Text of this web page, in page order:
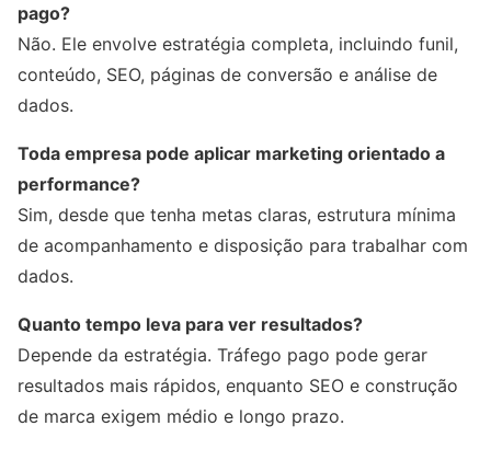
pago?
Não. Ele envolve estratégia completa, incluindo funil,
conteúdo, SEO, páginas de conversão e análise de
dados.
Toda empresa pode aplicar marketing orientado a
performance?
Sim, desde que tenha metas claras, estrutura mínima
de acompanhamento e disposição para trabalhar com
dados.
Quanto tempo leva para ver resultados?
Depende da estratégia. Tráfego pago pode gerar
resultados mais rápidos, enquanto SEO e construção
de marca exigem médio e longo prazo.